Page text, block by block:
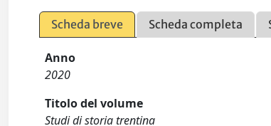
Scheda breve Scheda completa
Anno
2020
Titolo del volume
Studi di storia trentina